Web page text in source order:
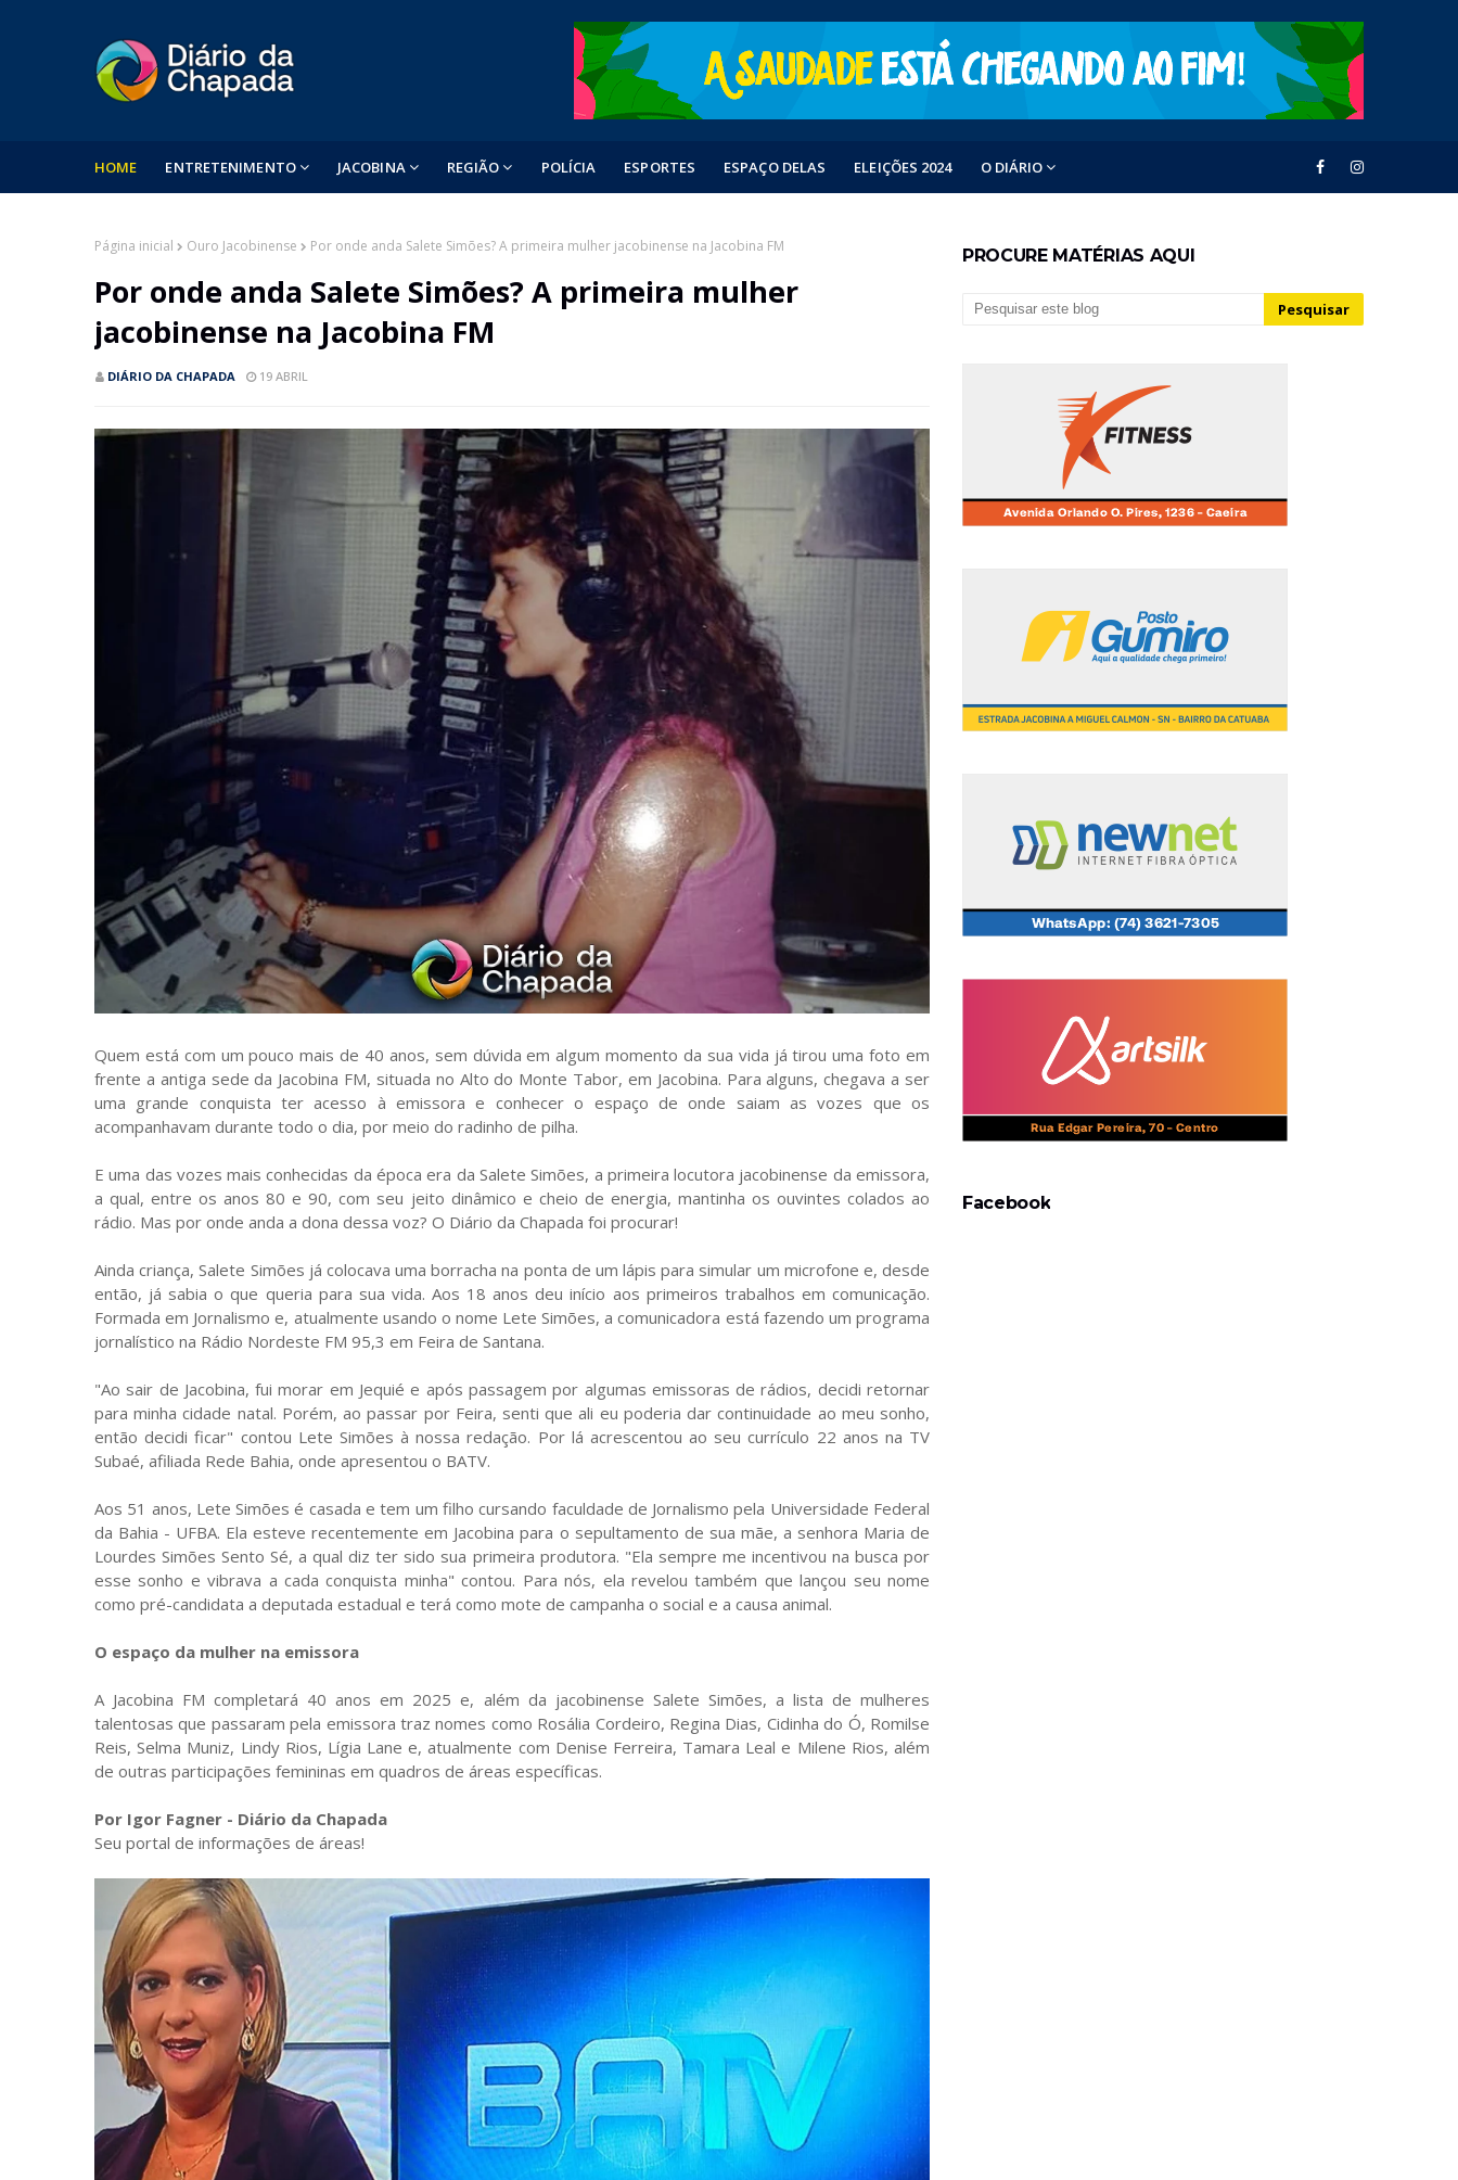
HOME ENTRETENIMENTO JACOBINA REGIÃO POLÍCIA ESPORTES ESPAÇO DELAS ELEIÇÕES 2024 O DIÁRIO
Página inicial Ouro Jacobinense Por onde anda Salete Simões? A primeira mulher jacobinense na Jacobina FM
Por onde anda Salete Simões? A primeira mulher
jacobinense na Jacobina FM
DIÁRIO DA CHAPADA 19 ABRIL
Quem está com um pouco mais de 40 anos, sem dúvida em algum momento da sua vida já tirou uma foto em
frente a antiga sede da Jacobina FM, situada no Alto do Monte Tabor, em Jacobina. Para alguns, chegava a ser
uma grande conquista ter acesso à emissora e conhecer o espaço de onde saiam as vozes que os
acompanhavam durante todo o dia, por meio do radinho de pilha.
E uma das vozes mais conhecidas da época era da Salete Simões, a primeira locutora jacobinense da emissora,
a qual, entre os anos 80 e 90, com seu jeito dinâmico e cheio de energia, mantinha os ouvintes colados ao
rádio. Mas por onde anda a dona dessa voz? O Diário da Chapada foi procurar!
Ainda criança, Salete Simões já colocava uma borracha na ponta de um lápis para simular um microfone e, desde
então, já sabia o que queria para sua vida. Aos 18 anos deu início aos primeiros trabalhos em comunicação.
Formada em Jornalismo e, atualmente usando o nome Lete Simões, a comunicadora está fazendo um programa
jornalístico na Rádio Nordeste FM 95,3 em Feira de Santana.
"Ao sair de Jacobina, fui morar em Jequié e após passagem por algumas emissoras de rádios, decidi retornar
para minha cidade natal. Porém, ao passar por Feira, senti que ali eu poderia dar continuidade ao meu sonho,
então decidi ficar" contou Lete Simões à nossa redação. Por lá acrescentou ao seu currículo 22 anos na TV
Subaé, afiliada Rede Bahia, onde apresentou o BATV.
Aos 51 anos, Lete Simões é casada e tem um filho cursando faculdade de Jornalismo pela Universidade Federal
da Bahia - UFBA. Ela esteve recentemente em Jacobina para o sepultamento de sua mãe, a senhora Maria de
Lourdes Simões Sento Sé, a qual diz ter sido sua primeira produtora. "Ela sempre me incentivou na busca por
esse sonho e vibrava a cada conquista minha" contou. Para nós, ela revelou também que lançou seu nome
como pré-candidata a deputada estadual e terá como mote de campanha o social e a causa animal.
O espaço da mulher na emissora
A Jacobina FM completará 40 anos em 2025 e, além da jacobinense Salete Simões, a lista de mulheres
talentosas que passaram pela emissora traz nomes como Rosália Cordeiro, Regina Dias, Cidinha do Ó, Romilse
Reis, Selma Muniz, Lindy Rios, Lígia Lane e, atualmente com Denise Ferreira, Tamara Leal e Milene Rios, além
de outras participações femininas em quadros de áreas específicas.
Por Igor Fagner - Diário da Chapada
Seu portal de informações de áreas!
PROCURE MATÉRIAS AQUI
Facebook